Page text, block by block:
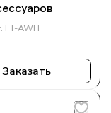
FT-AWH
Заказать